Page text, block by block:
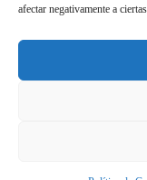
afectar negativamente a
Políticas de
Aviso Legal